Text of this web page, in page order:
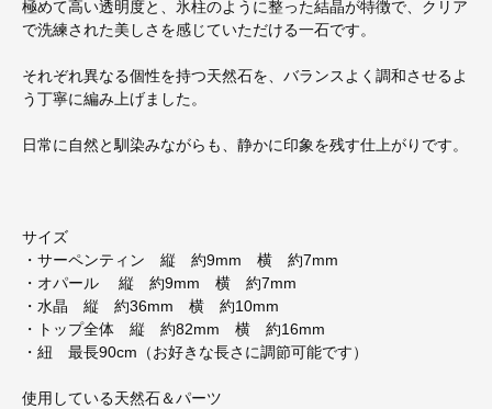
極めて高い透明度と、氷柱のように整った結晶が特徴で、クリア
で洗練された美しさを感じていただける一石です。
それぞれ異なる個性を持つ天然石を、バランスよく調和させるよ
う丁寧に編み上げました。
日常に自然と馴染みながらも、静かに印象を残す仕上がりです。
サイズ
・サーペンティン 縦 約9mm 横 約7mm
・オパール 縦 約9mm 横 約7mm
・水晶 縦 約36mm 横 約10mm
・トップ全体 縦 約82mm 横 約16mm
・紐 最長90cm（お好きな長さに調節可能です）
使用している天然石＆パーツ